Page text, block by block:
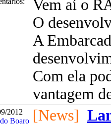
Vem aí o
O
A
Com ela
vantagem
2012
Boaro [News]